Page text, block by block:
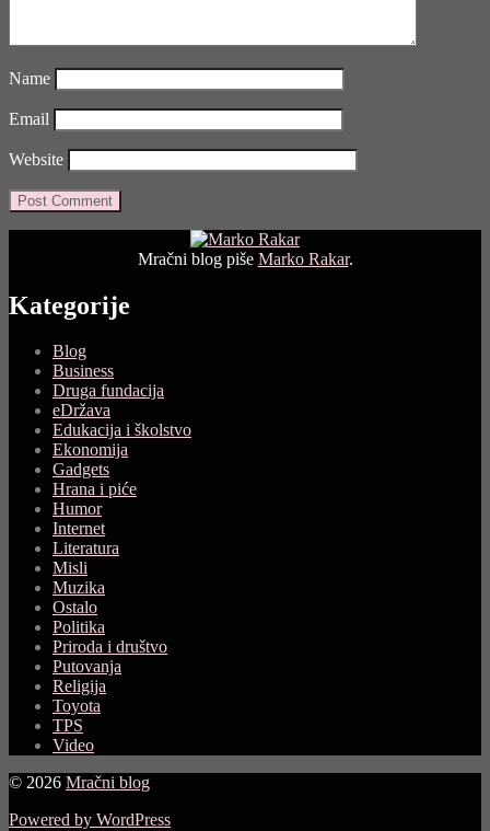
Murderer)"
Name
Email
Website
Mračni blog piše Marko Rakar.
Kategorije
Blog
Business
Druga fundacija
eDržava
Edukacija i školstvo
Ekonomija
Gadgets
Hrana i piće
Humor
Internet
Literatura
Misli
Muzika
Ostalo
Politika
Priroda i društvo
Putovanja
Religija
Toyota
TPS
Video
© 2026 Mračni blog
Powered by WordPress